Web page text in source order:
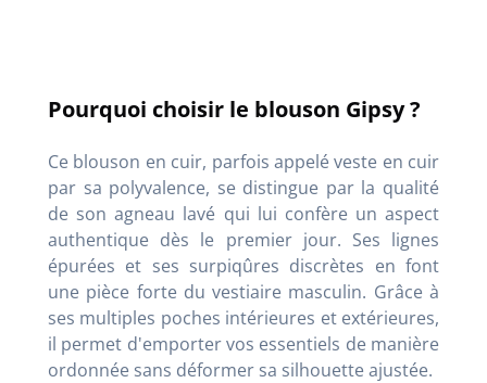
Pourquoi choisir le blouson Gipsy ?
Ce blouson en cuir, parfois appelé veste en cuir
par sa polyvalence, se distingue par la qualité
de son agneau lavé qui lui confère un aspect
authentique dès le premier jour. Ses lignes
épurées et ses surpiqûres discrètes en font
une pièce forte du vestiaire masculin. Grâce à
ses multiples poches intérieures et extérieures,
il permet d'emporter vos essentiels de manière
ordonnée sans déformer sa silhouette ajustée.